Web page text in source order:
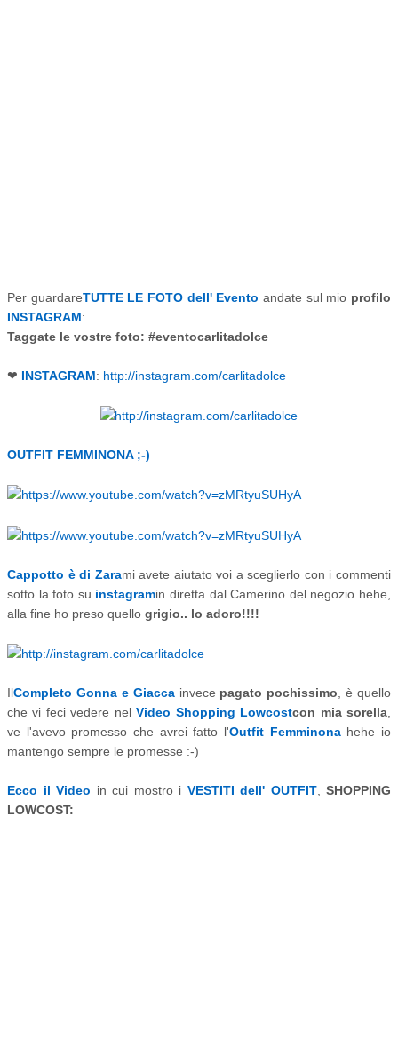
Per guardareTUTTE LE FOTO dell' Evento andate sul mio profilo
INSTAGRAM:
Taggate le vostre foto: #eventocarlitadolce
❤ INSTAGRAM: http://instagram.com/carlitadolce
OUTFIT FEMMINONA ;-)
Cappotto è di Zarami avete aiutato voi a sceglierlo con i commenti
sotto la foto su instagramin diretta dal Camerino del negozio hehe,
alla fine ho preso quello grigio.. lo adoro!!!!
IlCompleto Gonna eGiaccainvece pagato pochissimo , è quello
che vi feci vedere nelVideo Shopping Lowcostcon mia sorella
ve l'avevo promesso che avrei fatto l'Outfit Femminona hehe io
mantengo sempre le promesse :-)
Ecco il Video in cui mostro i VESTITI dell' OUTFIT,
SHOPPING
LOWCOST: